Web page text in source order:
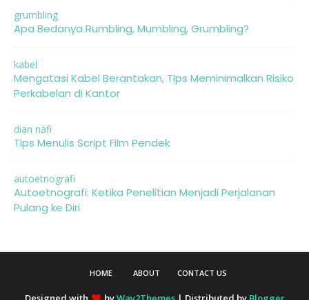
grumbling
Apa Bedanya Rumbling, Mumbling, Grumbling?
kabel
Mengatasi Kabel Berantakan, Tips Meminimalkan Risiko
Perkabelan di Kantor
dian nafi
Tips Menulis Script Film Pendek
autoetnografi
Autoetnografi: Ketika Penelitian Menjadi Perjalanan
Pulang ke Diri
HOME ABOUT CONTACT US